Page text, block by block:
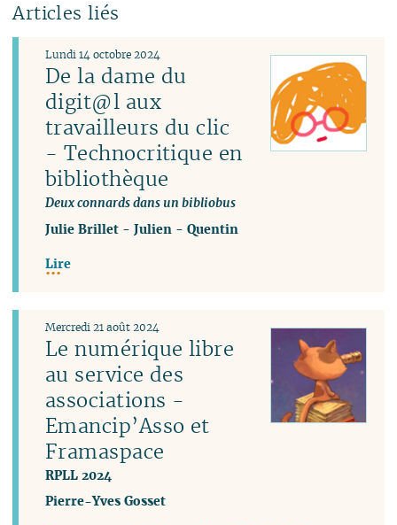
Articles liés
De la dame du
digit@l aux
travailleurs du clic
- Technocritique en
bibliothèque
Deux connards dans un bibliobus
Lundi 14 octobre 2024
Julie Brillet -Julien -Quentin
Lire
Le numérique libre
au service des
associations -
Emancip’Asso et
Framaspace
RPLL 2024
Mercredi 21 août 2024
Pierre-Yves Gosset